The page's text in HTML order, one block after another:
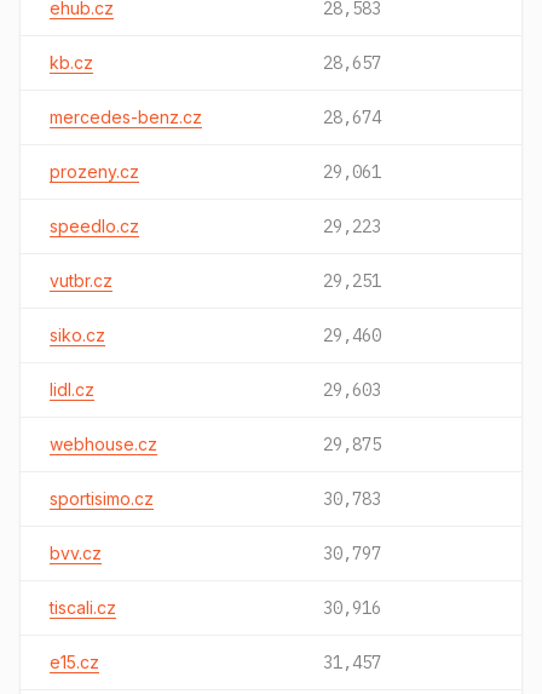
ehub.cz 28,583
kb.cz 28,657
mercedes-benz.cz 28,674
prozeny.cz 29,061
speedlo.cz 29,223
vutbr.cz 29,251
siko.cz 29,460
lidl.cz 29,603
webhouse.cz 29,875
sportisimo.cz 30,783
bvv.cz 30,797
tiscali.cz 30,916
e15.cz 31,457